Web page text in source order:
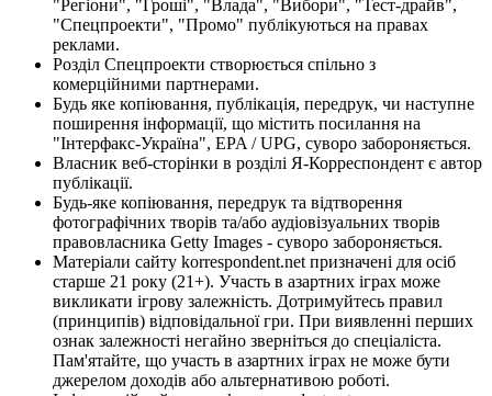
"Регіони", "Гроші", "Влада", "Вибори", "Тест-драйв",
"Спецпроекти", "Промо" публікуються на правах
реклами.
Розділ Спецпроекти створюється спільно з
комерційними партнерами.
Будь яке копіювання, публікація, передрук, чи наступне
поширення інформації, що містить посилання на
"Інтерфакс-Україна", EPA / UPG, суворо забороняється.
Власник веб-сторінки в розділі Я-Корреспондент є автор
публікації.
Будь-яке копіювання, передрук та відтворення
фотографічних творів та/або аудіовізуальних творів
правовласника Getty Images - суворо забороняється.
Матеріали сайту korrespondent.net призначені для осіб
старше 21 року (21+). Участь в азартних іграх може
викликати ігрову залежність. Дотримуйтесь правил
(принципів) відповідальної гри. При виявленні перших
ознак залежності негайно зверніться до спеціаліста.
Пам'ятайте, що участь в азартних іграх не може бути
джерелом доходів або альтернативою роботі.